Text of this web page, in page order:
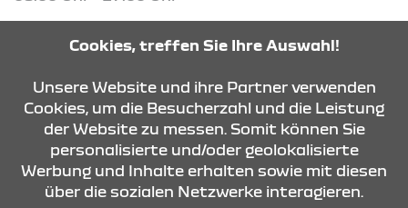
KONTAKT & ANFAHRT
ÖFFNUNGSZEITEN
Cookies, treffen Sie Ihre Auswahl!
Unsere Website und ihre Partner verwenden
Cookies, um die Besucherzahl und die Leistung
der Website zu messen. Somit können Sie
personalisierte und/oder geolokalisierte
Werbung und Inhalte erhalten sowie mit diesen
über die sozialen Netzwerke interagieren.